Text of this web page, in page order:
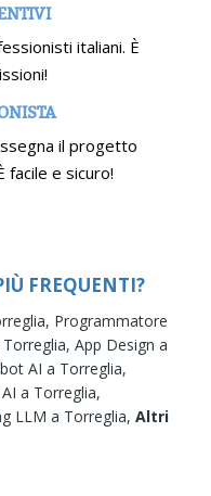
italiani. È
il progetto
facile e sicuro!
FREQUENTI?
Programmatore
App Design a
AI a Torreglia,
a Torreglia,
LLM a Torreglia, Altri